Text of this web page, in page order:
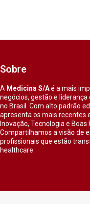
Sobre
A Medicina S/Aé a mais
negócios, gestão e
no Brasil. Com alto padrão
apresenta os mais recentes
Inovação, Tecnologia e Boas
Compartilhamos a visão de
profissionais que estão
healthcare.